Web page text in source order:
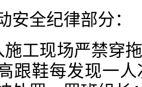
安全纪律部分：
施工现场严禁穿
跟鞋每发现一